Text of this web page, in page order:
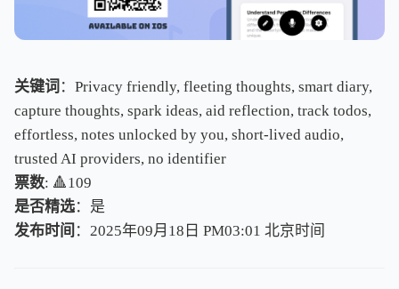
关键词 ：Privacy friendly, fleeting thoughts, smart diary,
capture thoughts, spark ideas, aid reflection, track todos,
effortless, notes unlocked by you, short-lived audio,
trusted AI providers, no identifier
票数: 🔺109
是否精选：是
发布时间 ：2025年09月18日 PM03:01 北京时间
北京时间